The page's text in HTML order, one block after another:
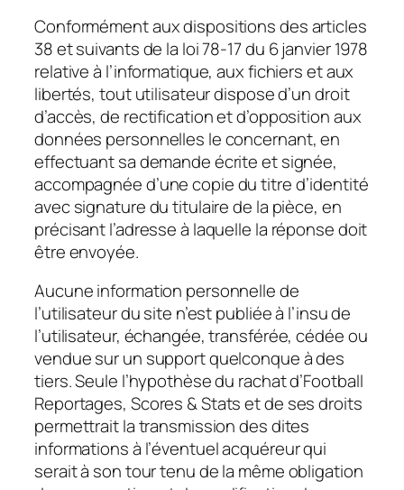
Conformément aux dispositions des articles
38 et suivants de la loi 78-17 du 6 janvier 1978
relative à l’informatique, aux fichiers et aux
libertés, tout utilisateur dispose d’un droit
d’accès, de rectification et d’opposition aux
données personnelles le concernant, en
effectuant sa demande écrite et signée,
accompagnée d’une copie du titre d’identité
avec signature du titulaire de la pièce, en
précisant l’adresse à laquelle la réponse doit
être envoyée.
Aucune information personnelle de
l’utilisateur du site n’est publiée à l’insu de
l’utilisateur, échangée, transférée, cédée ou
vendue sur un support quelconque à des
tiers. Seule l’hypothèse du rachat d’Football
Reportages, Scores & Stats et de ses droits
permettrait la transmission des dites
informations à l’éventuel acquéreur qui
serait à son tour tenu de la même obligation